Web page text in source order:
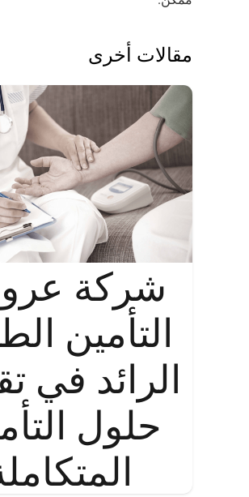
مقالات أخرى
شركة
التأمين
الرائد في
حلول